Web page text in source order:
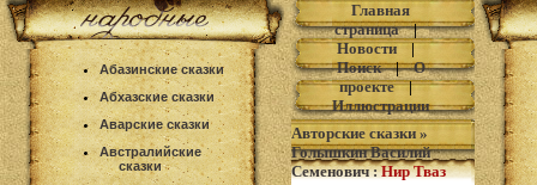
Абазинские сказки
Абхазские сказки
Аварские сказки
Австралийские
сказки
Главная
страница|
Новости|
Поиск|О
проекте|
Иллюстрации
Авторские сказки »
Голышкин Василий
Семенович:Нир Тваз